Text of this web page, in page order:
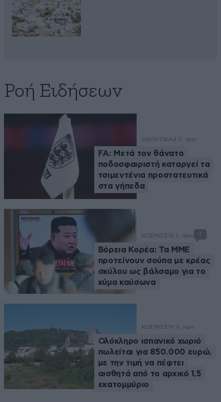
Ροή Ειδήσεων
ΑΘΛΗΤΙΚΑ4 λ. πριν
FA: Μετά τον θάνατο
ποδοσφαιριστή καταργεί τα
τσιμεντένια προστατευτικά
στα γήπεδα
ΚΟΣΜΟΣ 13 λ. πριν 1
Βόρεια Κορέα: Τα ΜΜΕ
προτείνουν σούπα με κρέας
σκύλου ως βάλσαμο για το
κύμα καύσωνα
ΚΟΣΜΟΣ 19 λ. πριν
Ολόκληρο ισπανικό χωριό
πωλείται για 850.000 ευρώ,
με την τιμή να πέφτει
αισθητά από το αρχικό 1,5
εκατομμύριο